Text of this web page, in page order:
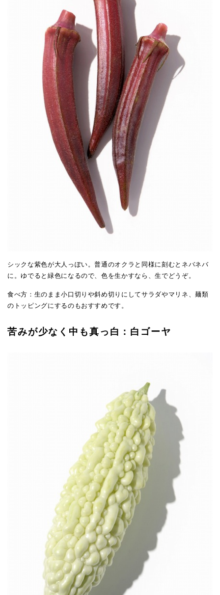
シックな紫色が大人っぽい。普通のオクラと同様に刻むとネバネバ
に。ゆでると緑色になるので、色を生かすなら、生でどうぞ。
食べ方：生のまま小口切りや斜め切りにしてサラダやマリネ、麺類
のトッピングにするのもおすすめです。
苦みが少なく中も真っ白：白ゴーヤ